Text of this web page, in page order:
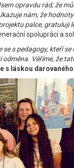
opravdu rád, že
nám, že
palce,
spolupráci a
s pedagogy, kteří
Věříme, že
s láskou